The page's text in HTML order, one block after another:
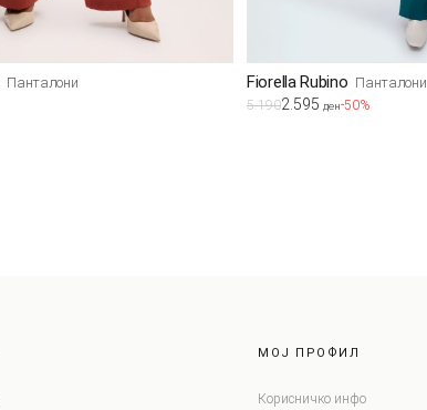
Панталони Fiorella Rubino Панталони
5.1902.595 ден-50%
МОЈ ПРОФИЛ
Корисничко инфо